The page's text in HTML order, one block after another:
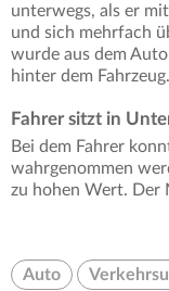
unterwegs, als er
und sich mehrfach
wurde aus dem
hinter dem Fahrzeug.
Fahrer sitzt in
Bei dem Fahrer
wahrgenommen
zu hohen Wert. Der
Auto